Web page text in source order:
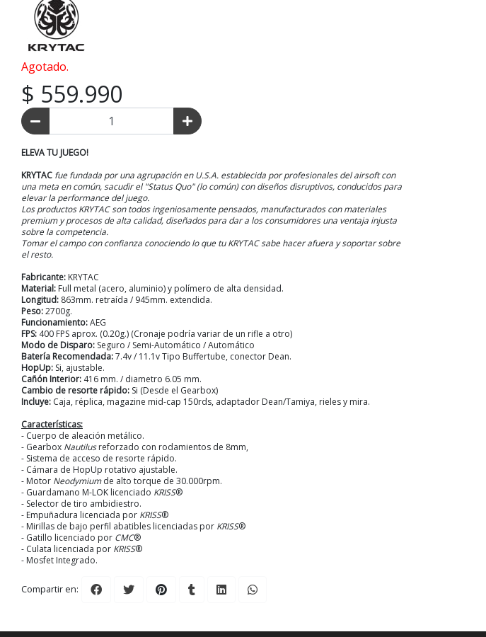
Agotado.
$ 559.990
ELEVA TU JUEGO!
KRYTAC fue fundada por una agrupación en U.S.A. establecida por profesionales del airsoft con
una meta en común, sacudir el "Status Quo" (lo común) con diseños disruptivos, conducidos para
elevar la performance del juego.
Los productos KRYTAC son todos ingeniosamente pensados, manufacturados con materiales
premium y procesos de alta calidad, diseñados para dar a los consumidores una ventaja injusta
sobre la competencia.
Tomar el campo con confianza conociendo lo que tu KRYTAC sabe hacer afuera y soportar sobre
el resto.
Fabricante: KRYTAC
Material: Full metal (acero, aluminio) y polímero de alta densidad.
Longitud: 863mm. retraída / 945mm. extendida.
Peso:2700g.
Funcionamiento:AEG
FPS: 400 FPS aprox. (0.20g.) (Cronaje podría variar de un rifle a otro)
Modo de Disparo: Seguro / Semi-Automático / Automático
Batería Recomendada:7.4v / 11.1v Tipo Buffertube, conector Dean.
HopUp: Si, ajustable.
Cañón Interior: 416 mm. / diametro 6.05 mm.
Cambio de resorte rápido: Si (Desde el Gearbox)
Incluye: Caja, réplica, magazine mid-cap 150rds, adaptador Dean/Tamiya, rieles y mira.
Características:
- Cuerpo de aleación metálico.
- Gearbox Nautilusreforzado con rodamientos de 8mm,
- Sistema de acceso de resorte rápido.
- Cámara de HopUp rotativo ajustable.
- Motor Neodymiumde alto torque de 30.000rpm.
- Guardamano M-LOK licenciado KRISS®
- Selector de tiro ambidiestro.
- Empuñadura licenciada por KRISS®
- Mirillas de bajo perfil abatibles licenciadas por KRISS®
- Gatillo licenciado por CMC®
- Culata licenciada por KRISS®
- Mosfet Integrado.
Compartir en: